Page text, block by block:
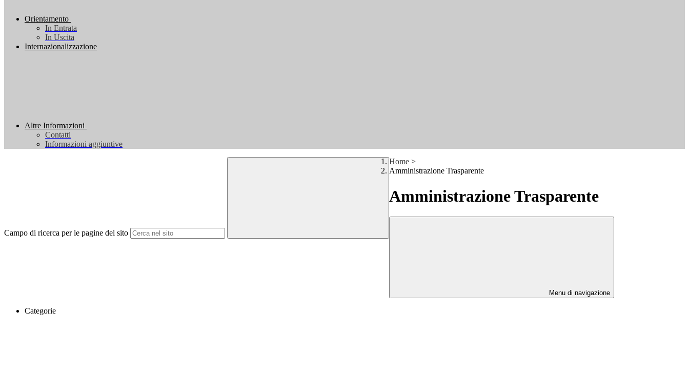
Orientamento
In Entrata
In Uscita
Internazionalizzazione
Altre Informazioni
Contatti
Informazioni aggiuntive
Campo di ricerca per le pagine del sito
Home >
Amministrazione Trasparente
Amministrazione Trasparente
Menu di navigazione
Categorie